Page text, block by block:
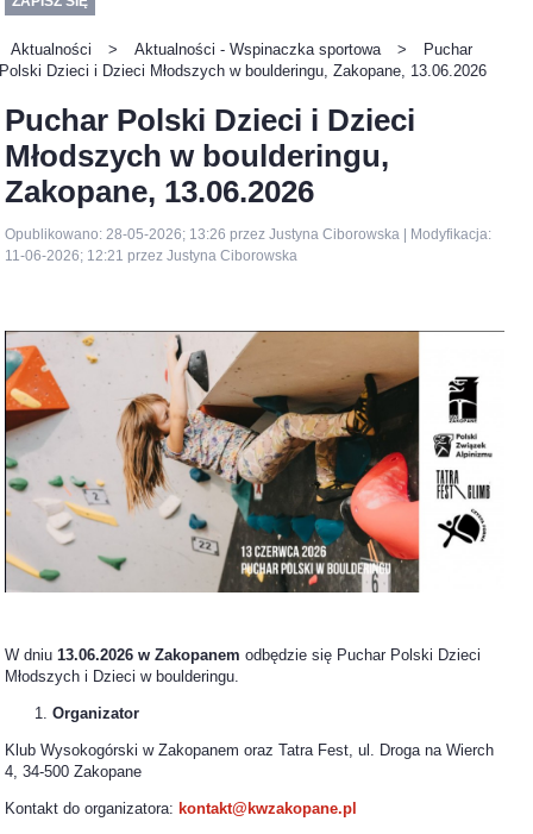
Aktualności > Aktualności - Wspinaczka sportowa >
Puchar
Polski Dzieci i Dzieci Młodszych w boulderingu, Zakopane, 13.06.2026
Puchar Polski Dzieci i Dzieci
Młodszych w boulderingu,
Zakopane, 13.06.2026
Opublikowano: 28-05-2026; 13:26 przez Justyna Ciborowska | Modyfikacja:
11-06-2026; 12:21 przez Justyna Ciborowska
W dniu 13.06.2026 w Zakopanem odbędzie się Puchar Polski Dzieci
Młodszych i Dzieci w boulderingu.
Organizator
Klub Wysokogórski w Zakopanem oraz Tatra Fest, ul. Droga na Wierch
4, 34-500 Zakopane
Kontakt do organizatora: kontakt@kwzakopane.pl